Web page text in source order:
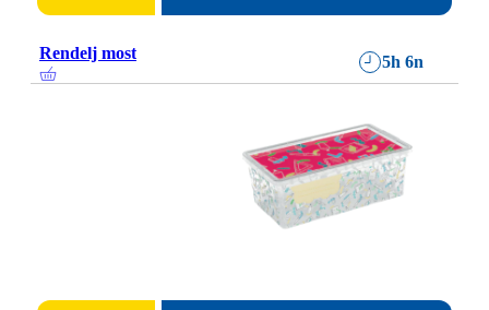
Rendelj most 5h 6n